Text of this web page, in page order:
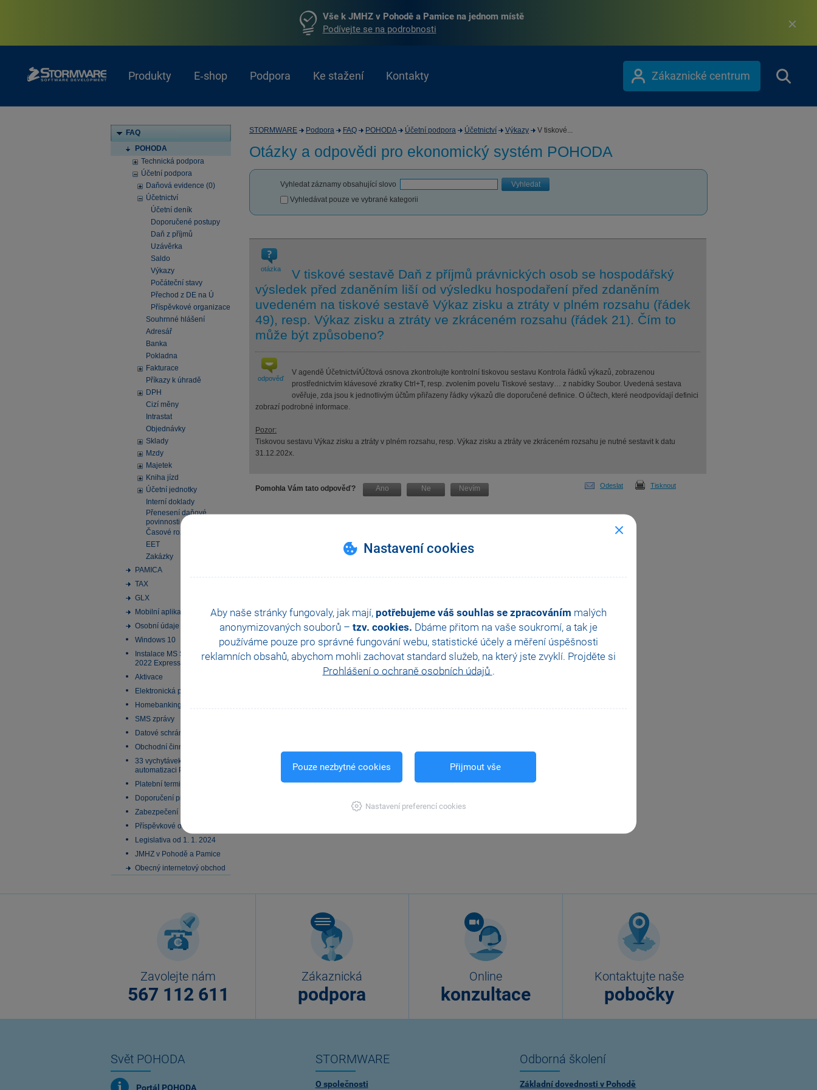
Nastavení cookies
Aby naše stránky fungovaly, jak mají, potřebujeme váš souhlas se zpracováním malých
anonymizovaných souborů – tzv. cookies. Dbáme přitom na vaše soukromí, a tak je
používáme pouze pro správné fungování webu, statistické účely a měření úspěšnosti
reklamních obsahů, abychom mohli zachovat standard služeb, na který jste zvyklí. Projděte si
Prohlášení o ochraně osobních údajů .
Pouze nezbytné cookies Přijmout vše
Nastavení preferencí cookies
Vše k JMHZ v Pohodě a Pamice na jednom místě
Podívejte se na podrobnosti
Produkty E‑shop Podpora Ke stažení Kontakty Zákaznické centrum
FAQ
POHODA
Technická podpora
Účetní podpora
Daňová evidence (0)
Účetnictví
Účetní deník
Doporučené postupy
Daň z příjmů
Uzávěrka
Saldo
Výkazy
Počáteční stavy
Přechod z DE na Ú
Příspěvkové organizace
Souhrnné hlášení
Adresář
Banka
Pokladna
Fakturace
Příkazy k úhradě
DPH
Cizí měny
Intrastat
Objednávky
Sklady
Mzdy
Majetek
Kniha jízd
Účetní jednotky
Interní doklady
Přenesení daňové
povinnosti
Časové rozlišení
EET
Zakázky
PAMICA
TAX
GLX
Mobilní aplikace
Osobní údaje
Windows 10
Instalace MS SQL Server
2022 Express
Aktivace
Elektronická podání
Homebanking
SMS zprávy
Datové schránky
Obchodní činnost
33 vychytávek pro
automatizaci Pohody
Platební terminály
Doporučení pro zálohování
Zabezpečení
Příspěvkové organizace
Legislativa od 1. 1. 2024
JMHZ v Pohodě a Pamice
Obecný internetový obchod
STORMWARE Podpora FAQ POHODA Účetní podpora Účetnictví Výkazy V tiskové...
Otázky a odpovědi pro ekonomický systém POHODA
Vyhledat záznamy obsahující slovo
Vyhledat
Vyhledávat pouze ve vybrané kategorii
otázka
V tiskové sestavě Daň z příjmů právnických osob se hospodářský
výsledek před zdaněním liší od výsledku hospodaření před zdaněním
uvedeném na tiskové sestavě Výkaz zisku a ztráty v plném rozsahu (řádek
49), resp. Výkaz zisku a ztráty ve zkráceném rozsahu (řádek 21). Čím to
může být způsobeno?
odpověď
V agendě Účetnictví/Účtová osnova zkontrolujte kontrolní tiskovou sestavu Kontrola řádků výkazů, zobrazenou
prostřednictvím klávesové zkratky Ctrl+T, resp. zvolením povelu Tiskové sestavy… z nabídky Soubor. Uvedená sestava
ověřuje, zda jsou k jednotlivým účtům přiřazeny řádky výkazů dle doporučené definice. O účtech, které neodpovídají definici
zobrazí podrobné informace.
Pozor:
Tiskovou sestavu Výkaz zisku a ztráty v plném rozsahu, resp. Výkaz zisku a ztráty ve zkráceném rozsahu je nutné sestavit k datu
31.12.202x.
Pomohla Vám tato odpověď? Ano Ne Nevím Odeslat Tisknout
Zavolejte nám
567 112 611
Zákaznická
podpora
Online
konzultace
Kontaktujte naše
pobočky
Svět POHODA
Portál POHODA
STORMWARE
O společnosti
Odborná školení
Základní dovednosti v Pohodě